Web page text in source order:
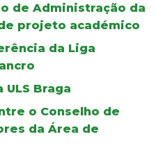
de Administração da
projeto académico
da Liga
ULS Braga
o Conselho de
da Área de